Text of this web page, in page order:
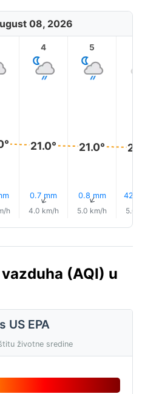
08, 2026
h
4
21.0°
0.7 mm
↑
4.0 km/h
5
21.0°
0.8 mm
↑
5.0 km/h
42%
5.0
(AQI) u
US EPA
životne sredine